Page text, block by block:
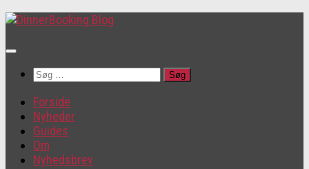
Søg
Forside
Nyheder
Guides
Om
Nyhedsbrev